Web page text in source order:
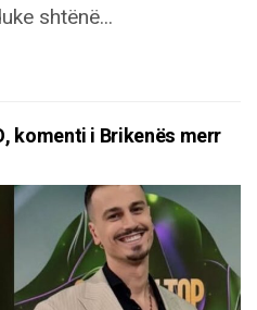
shtënë...
komenti i Brikenës merr